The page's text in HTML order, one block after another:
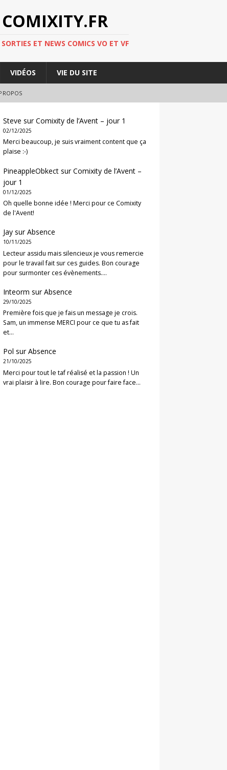
ET NEWS COMICS VO ET VF
VIDÉOS VIE DU SITE
Steve surComixity de l’Avent – jour 1
02/12/2025
Merci beaucoup, je suis vraiment content que ça
plaise :-)
PineappleObkect surComixity de l’Avent –
jour 1
01/12/2025
Oh quelle bonne idée ! Merci pour ce Comixity
de l'Avent!
Jay surAbsence
10/11/2025
Lecteur assidu mais silencieux je vous remercie
pour le travail fait sur ces guides. Bon courage
pour surmonter ces évènements.…
Inteorm surAbsence
29/10/2025
Première fois que je fais un message je crois.
Sam, un immense MERCI pour ce que tu as fait
et…
Pol surAbsence
21/10/2025
Merci pour tout le taf réalisé et la passion ! Un
vrai plaisir à lire. Bon courage pour faire face…